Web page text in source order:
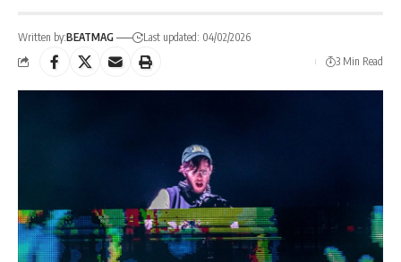
Written by:BEATMAG
Last updated: 04/02/2026
3 Min Read